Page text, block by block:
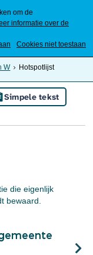
om de
informatie over de
Cookies niet toestaan
W Hotspotlijst
Simpele tekst
die eigenlijk
bewaard.